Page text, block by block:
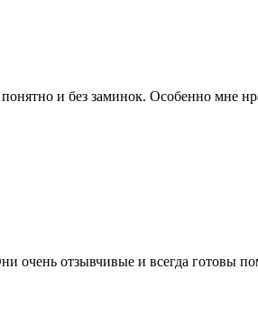
и без заминок. Особенно мне
очень отзывчивые и всегда готовы